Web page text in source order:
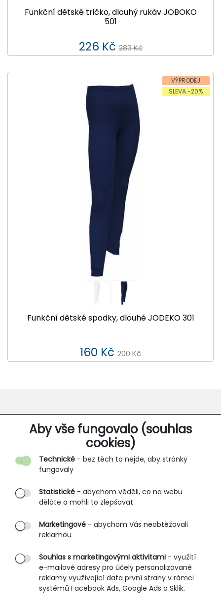
Aby vše fungovalo (souhlas
cookies)
Technické - bez těch to nejde, aby stránky
fungovaly
Statistické - abychom věděli, co na webu
děláte a mohli to zlepšovat
Marketingové - abychom Vás neobtěžovali
reklamou
Souhlas s marketingovými aktivitami - využití
e-mailové adresy pro účely personalizované
reklamy využívající data první strany v rámci
systémů Facebook Ads, Google Ads a Sklik.
Funkční dětské tričko, dlouhý rukáv JOBOKO
501
226 Kč 283 Kč
VÝPRODEJ
SLEVA -20%
Funkční dětské spodky, dlouhé JODEKO 301
160 Kč 200 Kč
O SPOLEČNOSTI
O nás
Partnerské prodejny
B2B vstup
PRŮVODCE NAKUPOVÁNÍM
Obchodní podmínky
Rozměrové tabulky
Způsoby doručení
Ochrana osobních údajů